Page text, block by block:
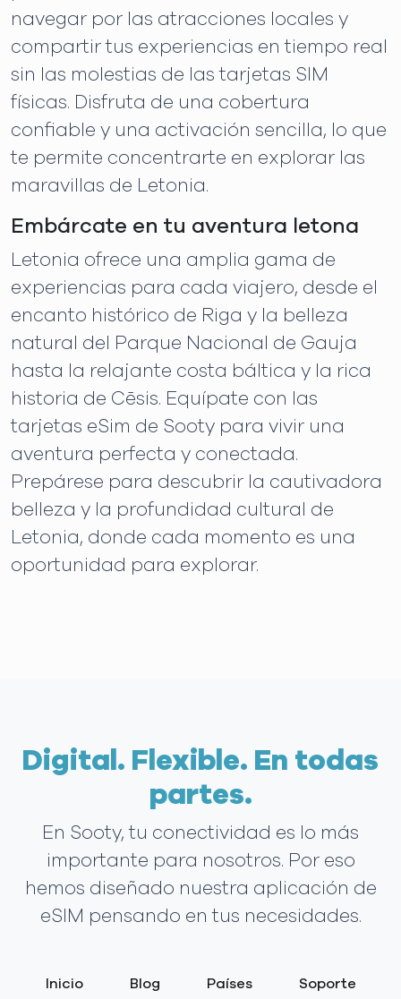
navegar por las atracciones locales y
compartir tus experiencias en tiempo real
sin las molestias de las tarjetas SIM
físicas. Disfruta de una cobertura
confiable y una activación sencilla, lo que
te permite concentrarte en explorar las
maravillas de Letonia.
Embárcate en tu aventura letona
Letonia ofrece una amplia gama de
experiencias para cada viajero, desde el
encanto histórico de Riga y la belleza
natural del Parque Nacional de Gauja
hasta la relajante costa báltica y la rica
historia de Cēsis. Equípate con las
tarjetas eSim de Sooty para vivir una
aventura perfecta y conectada.
Prepárese para descubrir la cautivadora
belleza y la profundidad cultural de
Letonia, donde cada momento es una
oportunidad para explorar.
Digital. Flexible. En todas
partes.
En Sooty, tu conectividad es lo más
importante para nosotros. Por eso
hemos diseñado nuestra aplicación de
eSIM pensando en tus necesidades.
Inicio Blog Países Soporte